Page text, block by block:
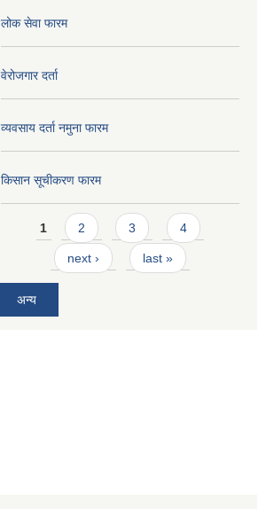
लोक सेवा फारम
वेरोजगार दर्ता
व्यवसाय दर्ता नमुना फारम
किसान सूचीकरण फारम
Pages
1 2 3 4
next › last »
अन्य